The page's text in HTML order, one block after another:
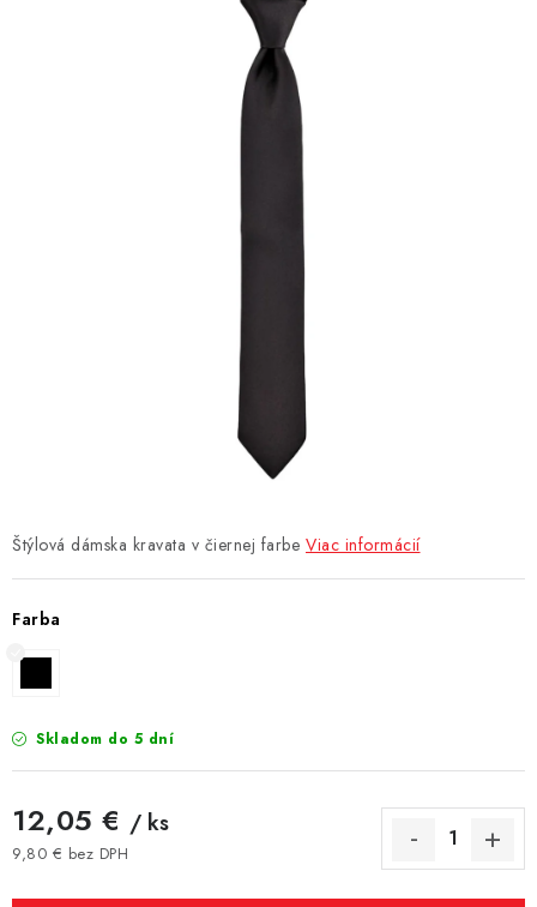
Chránená dielňa
Zásady ochrany osobných údajov
Pravidlá a nastavenia cookies
Moja objednávka
Štýlová dámska kravata v čiernej farbe Viac informácií
Farba
Skladom do 5 dní
12,05 € / ks
9,80 € bez DPH